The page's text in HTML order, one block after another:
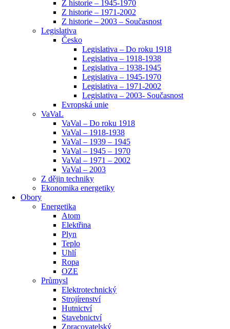
Z historie – 1945-1970
Z historie – 1971-2002
Z historie – 2003 – Současnost
Legislativa
Česko
Legislativa – Do roku 1918
Legislativa – 1918-1938
Legislativa – 1938-1945
Legislativa – 1945-1970
Legislativa – 1971-2002
Legislativa – 2003- Současnost
Evropská unie
VaVaL
VaVal – Do roku 1918
VaVal – 1918-1938
VaVal – 1939 – 1945
VaVal – 1945 – 1970
VaVal – 1971 – 2002
VaVal – 2003
Z dějin techniky
Ekonomika energetiky
Obory
Energetika
Atom
Elektřina
Plyn
Teplo
Uhlí
Ropa
OZE
Průmysl
Elektrotechnický
Strojírenství
Hutnictví
Stavebnictví
Zpracovatelský